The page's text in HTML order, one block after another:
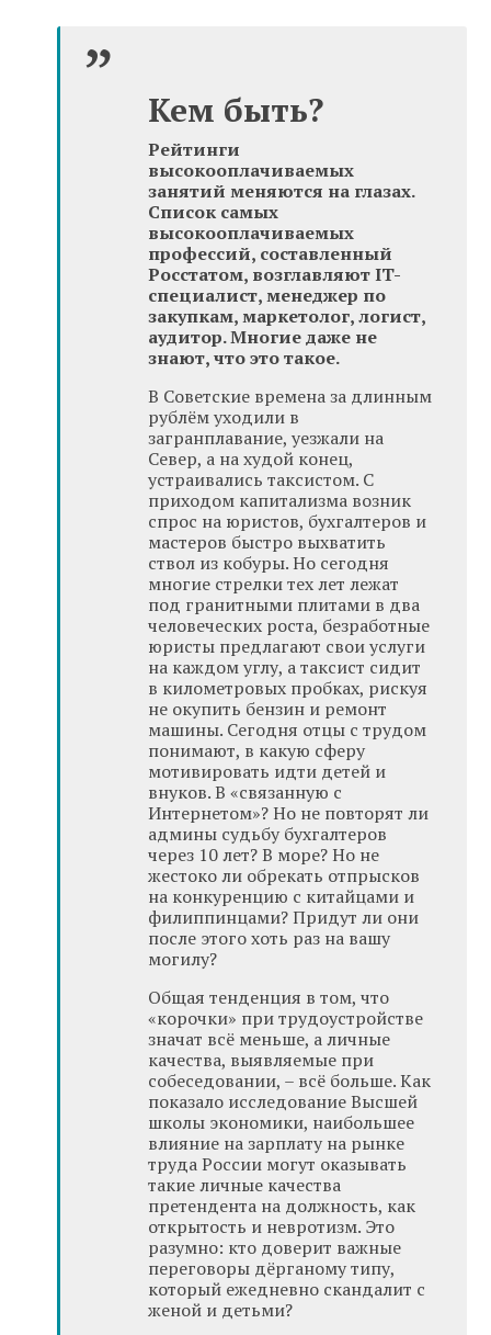
Кем быть?
Рейтинги
высокооплачиваемых
занятий меняются на глазах.
Список самых
высокооплачиваемых
профессий, составленный
Росстатом, возглавляют IT-
специалист, менеджер по
закупкам, маркетолог, логист,
аудитор. Многие даже не
знают, что это такое.
В Советские времена за длинным
рублём уходили в
загранплавание, уезжали на
Север, а на худой конец,
устраивались таксистом. С
приходом капитализма возник
спрос на юристов, бухгалтеров и
мастеров быстро выхватить
ствол из кобуры. Но сегодня
многие стрелки тех лет лежат
под гранитными плитами в два
человеческих роста, безработные
юристы предлагают свои услуги
на каждом углу, а таксист сидит
в километровых пробках, рискуя
не окупить бензин и ремонт
машины. Сегодня отцы с трудом
понимают, в какую сферу
мотивировать идти детей и
внуков. В «связанную с
Интернетом»? Но не повторят ли
админы судьбу бухгалтеров
через 10 лет? В море? Но не
жестоко ли обрекать отпрысков
на конкуренцию с китайцами и
филиппинцами? Придут ли они
после этого хоть раз на вашу
могилу?
Общая тенденция в том, что
«корочки» при трудоустройстве
значат всё меньше, а личные
качества, выявляемые при
собеседовании, – всё больше. Как
показало исследование Высшей
школы экономики, наибольшее
влияние на зарплату на рынке
труда России могут оказывать
такие личные качества
претендента на должность, как
открытость и невротизм. Это
разумно: кто доверит важные
переговоры дёрганому типу,
который ежедневно скандалит с
женой и детьми?